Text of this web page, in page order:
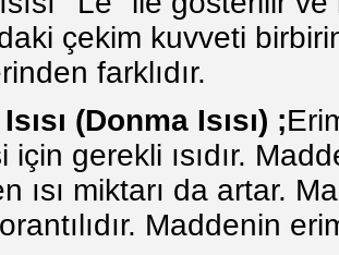
çekim kuvveti
farklıdır.
(Donma Isısı) ;
için gerekli ısıdır.
ısı miktarı da artar.
Maddenin